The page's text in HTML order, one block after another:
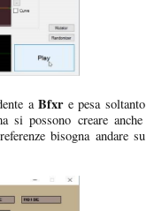
aBfxr e pesa soltanto
si possono creare anche
bisogna andare su